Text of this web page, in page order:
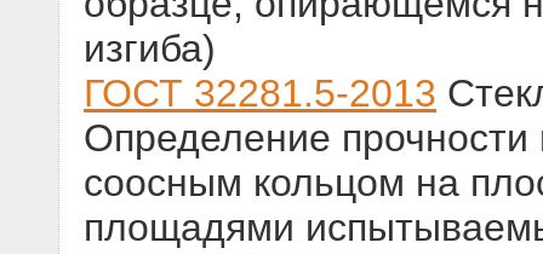
изгиба)
ГОСТ 32281.5-2013
Определение
соосным кольцом на
площадями